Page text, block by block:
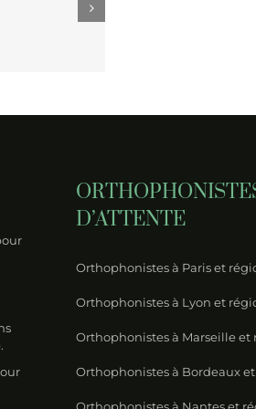
Troubles DYS : la
D’ATTENTE
Orthophonistes à Paris et
Orthophonistes à Lyon et
Orthophonistes à Marseille et
Orthophonistes à Bordeaux
Orthophonistes à Nantes et